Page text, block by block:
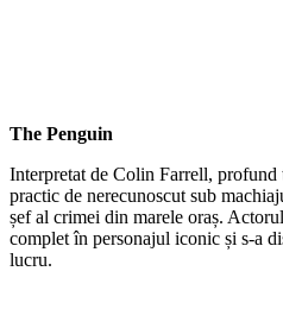
The Penguin
Interpretat de Colin Farrell, profund
practic de nerecunoscut sub
șef al crimei din marele oraș.
complet în personajul iconic și s-a
lucru.